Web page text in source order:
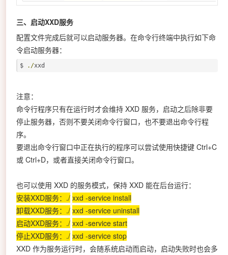
三、启动XXD服务
配置文件完成后就可以启动服务器。在命令行终端中执行如下命
令启动服务器：
$ ./xxd
注意：
命令行程序只有在运行时才会维持 XXD 服务，启动之后除非要
停止服务器，否则不要关闭命令行窗口，也不要退出命令行程
序。
要退出命令行窗口中正在执行的程序可以尝试使用快捷键 Ctrl+C
或 Ctrl+D，或者直接关闭命令行窗口。
也可以使用 XXD 的服务模式，保持 XXD 能在后台运行：
安装XXD服务：./ xxd -service install
卸载XXD服务：./ xxd -service uninstall
启动XXD服务：./ xxd -service start
停止XXD服务：./ xxd -service stop
XXD 作为服务运行时，会随系统启动而启动，启动失败时也会多